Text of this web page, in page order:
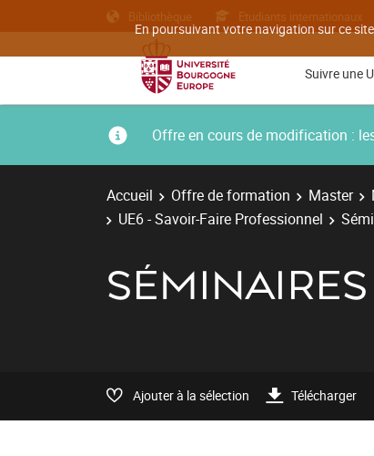
En poursuivant votre navigation sur ce
Bibliothèque Etudiants internationaux
Suivre une
Offre en cours de modification :
Accueil Offre de formation Master
UE6 - Savoir-Faire Professionnel
SÉMINAIRES
Ajouter à la sélection Télécharger